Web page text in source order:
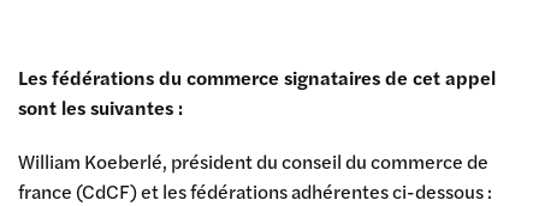
Les fédérations du commerce signataires de cet appel
sont les suivantes :
William Koeberlé, président du conseil du commerce de
france (CdCF) et les fédérations adhérentes ci-dessous :